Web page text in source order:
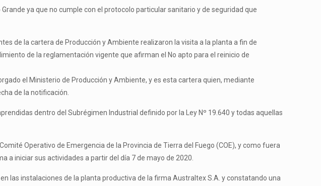
ya que no cumple con el protocolo particular sanitario y de seguridad que
de la cartera de Producción y Ambiente realizaron la visita a la planta a fin de
de la reglamentación vigente que afirman el No apto para el reinicio de
el Ministerio de Producción y Ambiente, y es esta cartera quien, mediante
de la notificación.
dentro del Subrégimen Industrial definido por la Ley Nº 19.640 y todas aquellas
Operativo de Emergencia de la Provincia de Tierra del Fuego (COE), y como fuera
a iniciar sus actividades a partir del día 7 de mayo de 2020.
las instalaciones de la planta productiva de la firma Australtex S.A. y constatando una